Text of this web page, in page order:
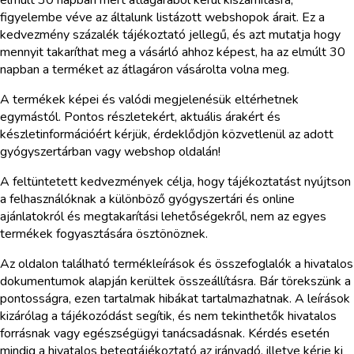
figyelembe véve az általunk listázott webshopok árait. Ez a
kedvezmény százalék tájékoztató jellegű, és azt mutatja hogy
mennyit takaríthat meg a vásárló ahhoz képest, ha az elmúlt 30
napban a terméket az átlagáron vásárolta volna meg.
A termékek képei és valódi megjelenésük eltérhetnek
egymástól. Pontos részletekért, aktuális árakért és
készletinformációért kérjük, érdeklődjön közvetlenül az adott
gyógyszertárban vagy webshop oldalán!
A feltüntetett kedvezmények célja, hogy tájékoztatást nyújtson
a felhasználóknak a különböző gyógyszertári és online
ajánlatokról és megtakarítási lehetőségekről, nem az egyes
termékek fogyasztására ösztönöznek.
Az oldalon található termékleírások és összefoglalók a hivatalos
dokumentumok alapján kerültek összeállításra. Bár törekszünk a
pontosságra, ezen tartalmak hibákat tartalmazhatnak. A leírások
kizárólag a tájékozódást segítik, és nem tekinthetők hivatalos
forrásnak vagy egészségügyi tanácsadásnak. Kérdés esetén